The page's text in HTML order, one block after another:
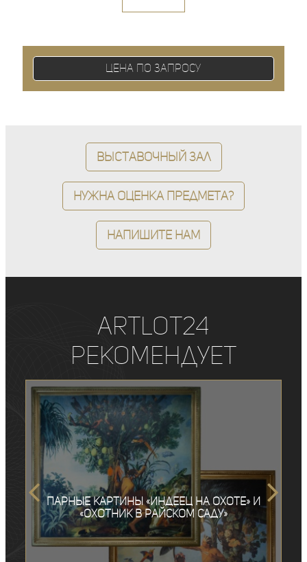
Цена по запросу
Выставочный зал
Нужна оценка предмета?
Напишите нам
ArtLot24
рекомендует
Парные картины «Индеец на охоте» и
«Охотник в райском саду»